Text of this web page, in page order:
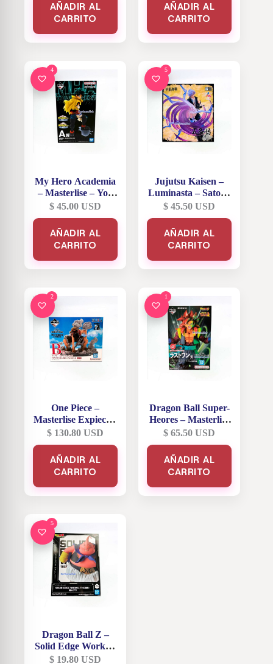
AÑADIR AL
CARRITO
AÑADIR AL
CARRITO
4
My Hero Academia
– Masterlise – You
Are Next – Izuku
Midoriya – Premio
A
$ 45.00 USD
AÑADIR AL
CARRITO
5
Jujutsu Kaisen –
Luminasta – Satoru
Gojo
$ 45.50 USD
AÑADIR AL
CARRITO
2
One Piece –
Masterlise Expiece –
El Camino Hacia el
Rey Pirata –
Monkey .D. Luffy
Gear 2 – 25
Aniversario –
Premio B
$ 130.80 USD
AÑADIR AL
CARRITO
1
Dragon Ball Super-
Heores – Masterlise
– Gogeta Super
Saiyajin Fase 4 –
Premio Last One
$ 65.50 USD
AÑADIR AL
CARRITO
5
Dragon Ball Z –
Solid Edge Works –
Camino a la Batalla
$ 19.80 USD